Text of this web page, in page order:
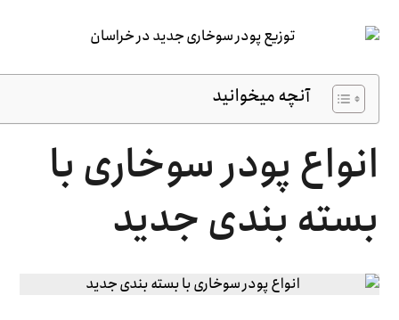
آنچه میخوانید
انواع پودر سوخاری با
بسته بندی جدید